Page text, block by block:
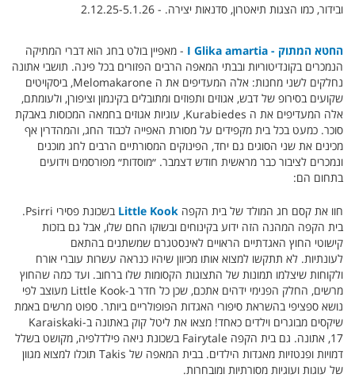
ובידור, כמו הצגות תיאטרון, סדנאות יצירה. - 2.12.25-5.1.26
החטא המתוק - I Glika amartia
- מאפיין בולט בחג הוא דברי המתיקה
הנמכרים בקונדיטוריות ובבתי המאפה הרבים הפזורים בכל פינה. תושבי אתונה
נחלקים לשני מחנות: אלה המעדיפים את ה Melomakarone, ביסקויטים
שקועים בסירופ של דבש, אגוזים ותפוזים ומתובלים בקינמון וציפורן, ולעומתם,
אלה המעדיפים את ה Kurabiedes, עוגיות אגוזים בחמאה המכוסות באבקת
סוכר. כמעט בכל בית מקפידים על מסורת האפייה לכבוד החג, והמהדרין אף
מכינים את שני הסוגים גם יחד, הפינוקים המסורתיים הרבים לחג מוכנים
ונמכרים לציבור כבר מראשית חודש דצמבר. ״מוסדות״ מפורסמים וידועים
בתחום הם:
חוו את קסם חג המולד של בית הקפה Little Kook
בשכונת פסירי Psirri.
בית הקפה המהנה הזה ידוע בקינוחים ובשוקו החם שלו, אבל גם בזכות
קישוטי החוץ האגדתיים הראויים לאינסטגרם שמשתנים בהתאם
לעונתיות. לא תתקשו למצוא אותו מכיוון שיהיו כנראה עשרות עוברי אורח
ולקוחות שיצלמו תמונות של התצוגות הקסומות שלו ברחוב. ועד כמה שהחוץ
מרשים, החלק הפנימי ידהים אתכם, שכן כל חדר ב-Little Kook מעוצב לפי
נושא ספציפי בהשראת סיפורי האגדות הפופולריים ביותר. ספוט מרשים באמת
שיקסים מבוגרים וילדים כאחד! מצאו את ליטל קוק באתונה ב-Karaiskaki
17, אתונה. גם בית הקפה Fairytale בשכונת ניאה פילדלפיה, מקושט בשלל
דמויות ופנטזיות מאגדות הילדים. בבית המאפה של Takis תוכלו למצוא מגוון
של עוגות ועוגיות מסורתיות ומובחרות.